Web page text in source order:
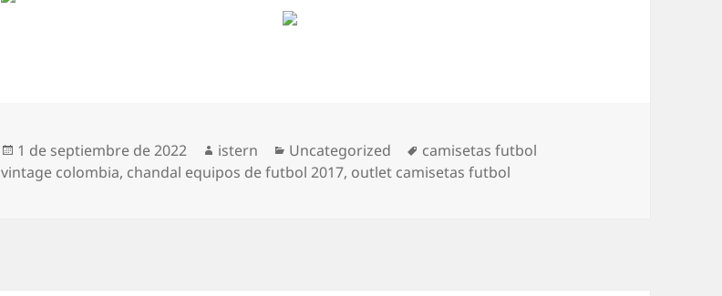
Publicado
el
1 de septiembre de 2022 Autor
istern Categorías
Uncategorized Etiquetas
camisetas futbol
vintage colombia, chandal equipos de futbol 2017, outlet camisetas futbol